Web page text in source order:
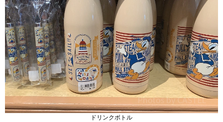
ドリンクボトル